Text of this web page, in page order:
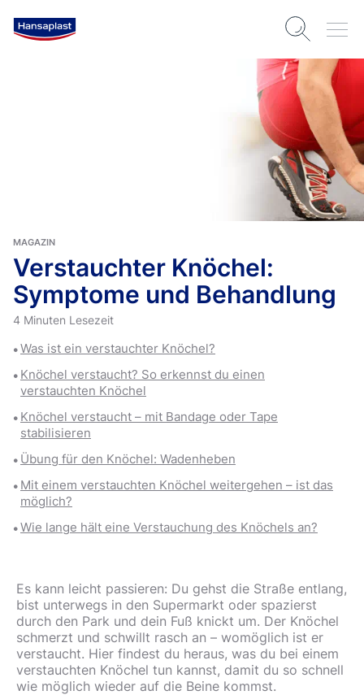
MAGAZIN
Verstauchter Knöchel:
Symptome und Behandlung
4 Minuten Lesezeit
Was ist ein verstauchter Knöchel?
Knöchel verstaucht? So erkennst du einen
verstauchten Knöchel
Knöchel verstaucht – mit Bandage oder Tape
stabilisieren
Übung für den Knöchel: Wadenheben
Mit einem verstauchten Knöchel weitergehen – ist das
möglich?
Wie lange hält eine Verstauchung des Knöchels an?
Es kann leicht passieren: Du gehst die Straße entlang,
bist unterwegs in den Supermarkt oder spazierst
durch den Park und dein Fuß knickt um. Der Knöchel
schmerzt und schwillt rasch an – womöglich ist er
verstaucht. Hier findest du heraus, was du bei einem
verstauchten Knöchel tun kannst, damit du so schnell
wie möglich wieder auf die Beine kommst.